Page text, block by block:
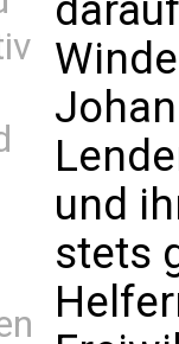
und
stets